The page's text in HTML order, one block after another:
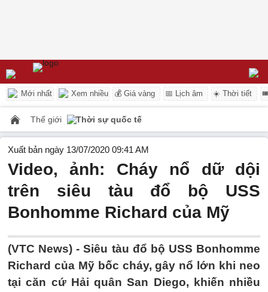
Mới nhất Xem nhiều 💰 Giá vàng 📅 Lịch âm ☀️ Thời tiết
Thế giới Thời sự quốc tế
Xuất bản ngày 13/07/2020 09:41 AM
Video, ảnh: Cháy nổ dữ dội
trên siêu tàu đổ bộ USS
Bonhomme Richard của Mỹ
(VTC News) -Siêu tàu đổ bộ USS Bonhomme
Richard của Mỹ bốc cháy, gây nổ lớn khi neo
tại căn cứ Hải quân San Diego, khiến nhiều